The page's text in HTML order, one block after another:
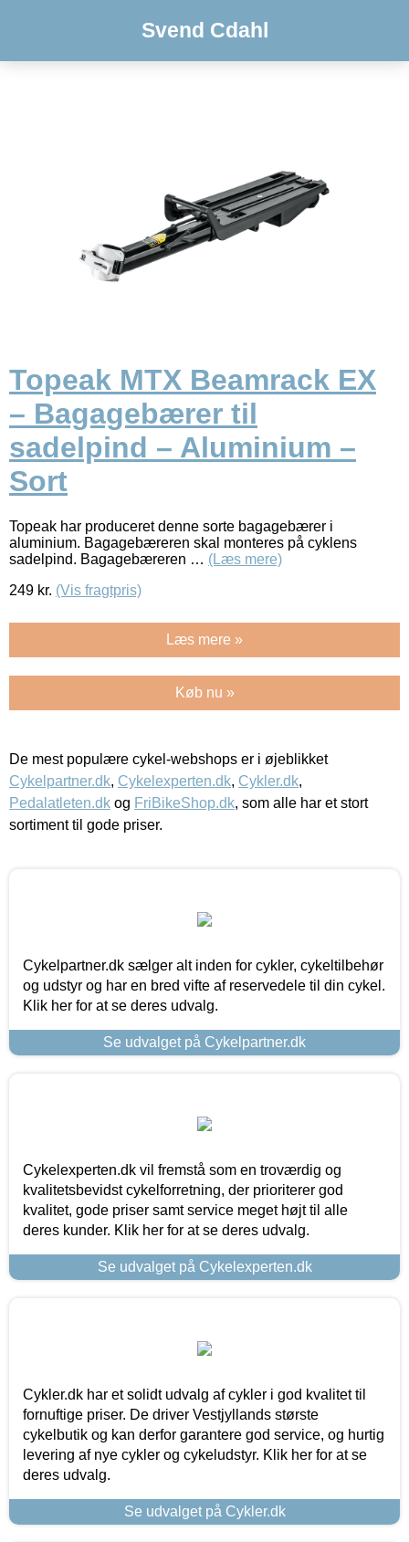
Svend Cdahl
Topeak MTX Beamrack EX
– Bagagebærer til
sadelpind – Aluminium –
Sort
Topeak har produceret denne sorte bagagebærer i
aluminium. Bagagebæreren skal monteres på cyklens
sadelpind. Bagagebæreren … (Læs mere)
249 kr. (Vis fragtpris)
Læs mere »
Køb nu »
De mest populære cykel-webshops er i øjeblikket
Cykelpartner.dk, Cykelexperten.dk, Cykler.dk,
Pedalatleten.dk og FriBikeShop.dk, som alle har et stort
sortiment til gode priser.
Cykelpartner.dk sælger alt inden for cykler, cykeltilbehør
og udstyr og har en bred vifte af reservedele til din cykel.
Klik her for at se deres udvalg.
Se udvalget på Cykelpartner.dk
Cykelexperten.dk vil fremstå som en troværdig og
kvalitetsbevidst cykelforretning, der prioriterer god
kvalitet, gode priser samt service meget højt til alle
deres kunder. Klik her for at se deres udvalg.
Se udvalget på Cykelexperten.dk
Cykler.dk har et solidt udvalg af cykler i god kvalitet til
fornuftige priser. De driver Vestjyllands største
cykelbutik og kan derfor garantere god service, og hurtig
levering af nye cykler og cykeludstyr. Klik her for at se
deres udvalg.
Se udvalget på Cykler.dk